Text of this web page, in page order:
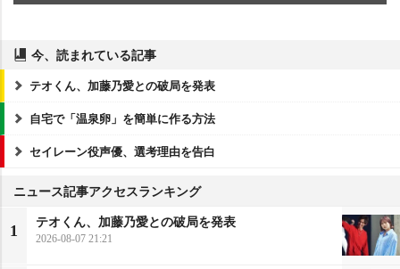
今、読まれている記事
テオくん、加藤乃愛との破局を発表
自宅で「温泉卵」を簡単に作る方法
セイレーン役声優、選考理由を告白
ニュース記事アクセスランキング
1
テオくん、加藤乃愛との破局を発表
2026-08-07 21:21